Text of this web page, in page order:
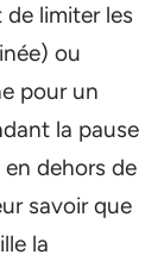
limiter les
ou
pour un
la pause
en dehors de
savoir que
la